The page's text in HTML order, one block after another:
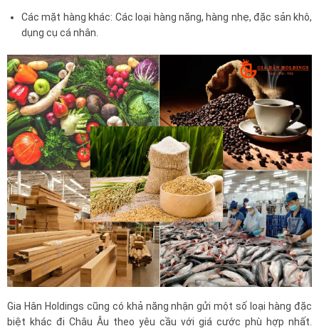
Các mặt hàng khác: Các loại hàng nặng, hàng nhẹ, đặc sản khô,
dụng cụ cá nhân.
Gia Hân Holdings cũng có khả năng nhận gửi một số loại hàng đặc
biệt khác đi Châu Âu theo yêu cầu với giá cước phù hợp nhất.